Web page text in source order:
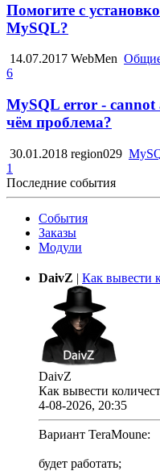
Помогите с
MySQL?
14.07.2017 WebMen
6
MySQL error - cannot
чём проблема?
30.01.2018 region029
1
Последние события
События
Заказы
Модули
DaivZ | Как вывести
DaivZ
Как вывести
4-08-2026, 20:35
Вариант TeraMoune:
будет работать;